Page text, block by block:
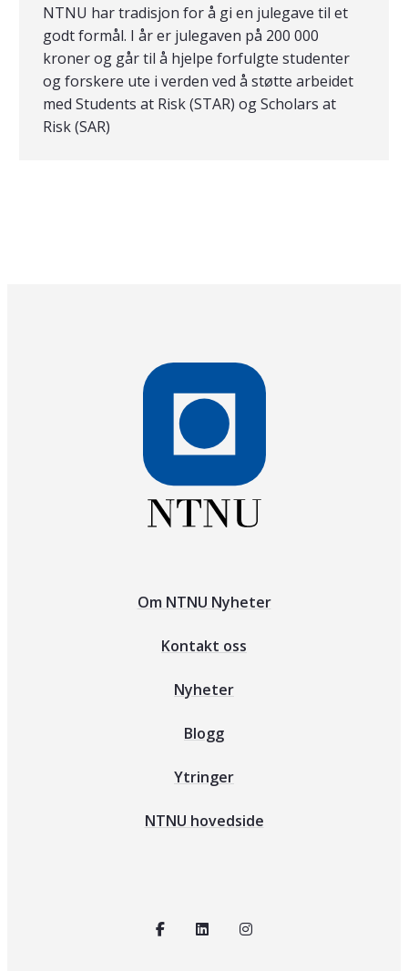
NTNU har tradisjon for å gi en julegave til et
godt formål. I år er julegaven på 200 000
kroner og går til å hjelpe forfulgte studenter
og forskere ute i verden ved å støtte arbeidet
med Students at Risk (STAR) og Scholars at
Risk (SAR)
Om NTNU Nyheter
Kontakt oss
Nyheter
Blogg
Ytringer
NTNU hovedside